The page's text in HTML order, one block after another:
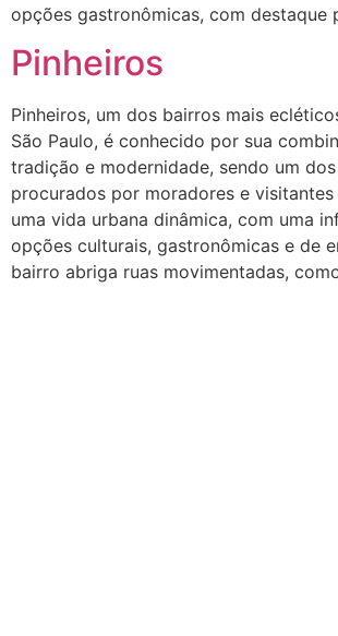
opções gastronômicas, com destaque
Pinheiros
Pinheiros, um dos bairros mais
São Paulo, é conhecido por sua
tradição e modernidade, sendo um
procurados por moradores e visitantes
uma vida urbana dinâmica, com uma
opções culturais, gastronômicas e de
bairro abriga ruas movimentadas,